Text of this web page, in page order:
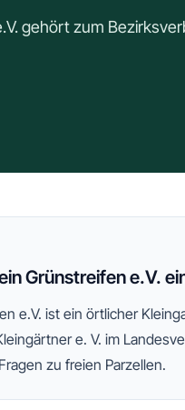
gehört zum
Grünstreifen e.V.
e.V. ist ein örtlicher
e. V. im
zu freien Parzellen.